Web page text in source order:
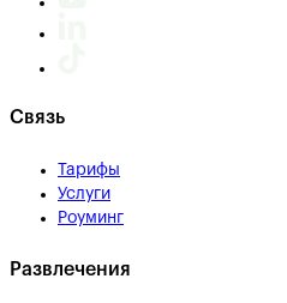
Связь
Тарифы
Услуги
Роуминг
Развлечения